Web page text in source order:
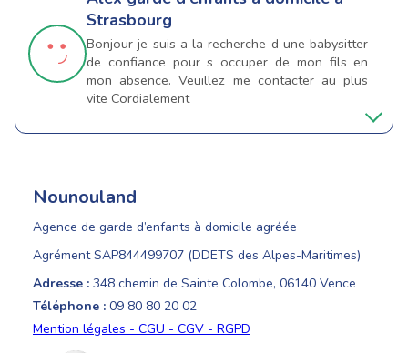
Strasbourg
Bonjour je suis a la recherche d une babysitter
de confiance pour s occuper de mon fils en
mon absence. Veuillez me contacter au plus
vite Cordialement
Nounouland
Agence de garde d’enfants à domicile agréée
Agrément SAP844499707 (DDETS des Alpes-Maritimes)
Adresse : 348 chemin de Sainte Colombe, 06140 Vence
Téléphone : 09 80 80 20 02
Mention légales - CGU - CGV - RGPD